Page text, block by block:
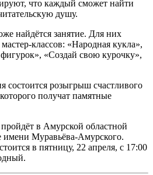
что каждый сможет найти
душу.
найдётся занятие. Для них
классов: «Народная кукла»,
«Создай свою курочку»,
состоится розыгрыш счастливого
получат памятные
в Амурской областной
имени Муравьёва-Амурского.
в пятницу, 22 апреля, с 17:00